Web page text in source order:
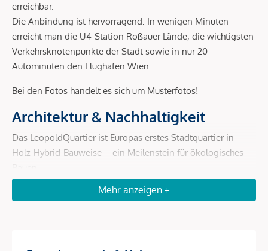
erreichbar.
Die Anbindung ist hervorragend: In wenigen Minuten
erreicht man die U4-Station Roßauer Lände, die wichtigsten
Verkehrsknotenpunkte der Stadt sowie in nur 20
Autominuten den Flughafen Wien.
Bei den Fotos handelt es sich um Musterfotos!
Architektur & Nachhaltigkeit
Das LeopoldQuartier ist Europas erstes Stadtquartier in
Holz-Hybrid-Bauweise – ein Meilenstein für ökologisches
Holz-Hybrid-Konstruktion:bis zu 80 % weniger CO²-
Mehr anzeigen +